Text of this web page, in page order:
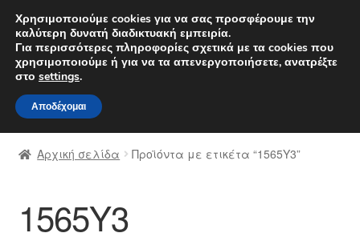
ΑΠΟΣΤΟΛΗ από 7 EUR
Δευτέρα-Παρ. 9 π.μ. - 4 μ.μ.
Απευθείας
μετάβαση
στην
πλοήγηση
Μετάβαση
σε
περιεχόμενο
Αρχική
Διαδικασία Παραπόνων
Επικοινωνία
Αρχική σελίδα Προϊόντα με ετικέτα “1565Y3”
1565Y3
Χρησιμοποιούμε cookies για να σας προσφέρουμε την
καλύτερη δυνατή διαδικτυακή εμπειρία.
Για περισσότερες πληροφορίες σχετικά με τα cookies που
χρησιμοποιούμε ή για να τα απενεργοποιήσετε, ανατρέξτε
στο settings.
Αποδέχομαι